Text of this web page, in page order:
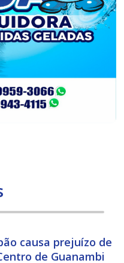
causa prejuízo de
de Guanambi